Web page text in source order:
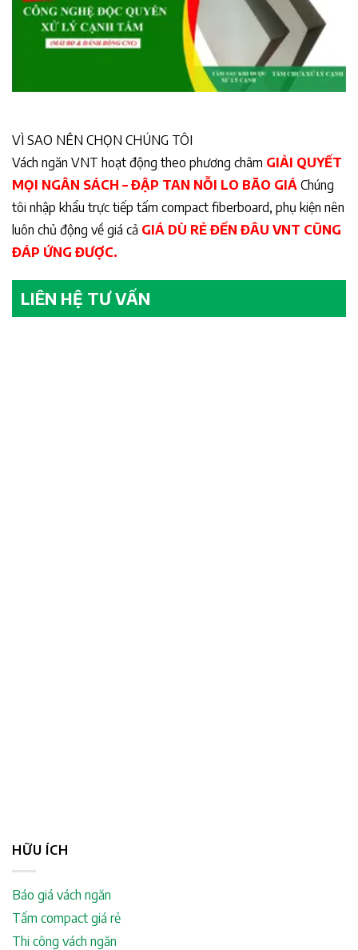
VÌ SAO NÊN CHỌN CHÚNG TÔI
Vách ngăn VNT hoạt động theo phương châm GIẢI QUYẾT
MỌI NGÂN SÁCH – ĐẬP TAN NỖI LO BÃO GIÁ Chúng
tôi nhập khẩu trực tiếp tấm compact fiberboard, phụ kiện nên
luôn chủ động về giá cả GIÁ DÙ RẺ ĐẾN ĐÂU VNT CŨNG
ĐÁP ỨNG ĐƯỢC.
LIÊN HỆ TƯ VẤN
HỮU ÍCH
Báo giá vách ngăn
Tấm compact giá rẻ
Thi công vách ngăn